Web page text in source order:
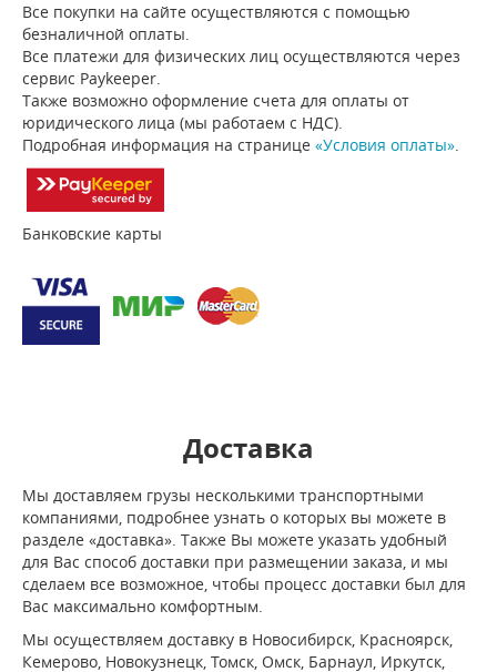
Все покупки на сайте осуществляются с помощью
безналичной оплаты.
Все платежи для физических лиц осуществляются через
сервис Paykeeper.
Также возможно оформление счета для оплаты от
юридического лица (мы работаем с НДС).
Подробная информация на странице «Условия оплаты».
Банковские карты
Доставка
Мы доставляем грузы несколькими транспортными
компаниями, подробнее узнать о которых вы можете в
разделе «доставка». Также Вы можете указать удобный
для Вас способ доставки при размещении заказа, и мы
сделаем все возможное, чтобы процесс доставки был для
Вас максимально комфортным.
Мы осуществляем доставку в Новосибирск, Красноярск,
Кемерово, Новокузнецк, Томск, Омск, Барнаул, Иркутск,